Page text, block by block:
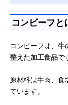
コンビーフと
コンビーフは、 牛
整えた加工食品で
原材料は牛肉、食
ています。